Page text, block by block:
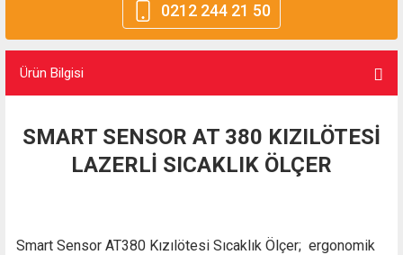
0212 244 21 50
Ürün Bilgisi
SMART SENSOR AT 380 KIZILÖTESİ
LAZERLİ SICAKLIK ÖLÇER
Smart Sensor AT380 Kızılötesi Sıcaklık Ölçer; ergonomik